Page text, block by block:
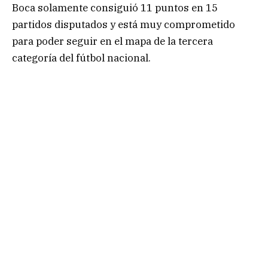
Boca solamente consiguió 11 puntos en 15
partidos disputados y está muy comprometido
para poder seguir en el mapa de la tercera
categoría del fútbol nacional.